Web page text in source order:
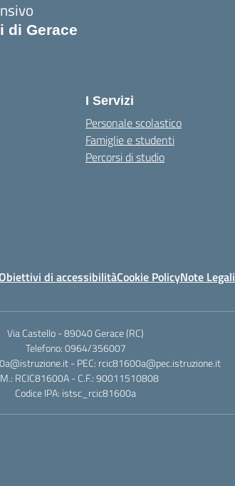
di Gerace
I Servizi
Personale scolastico
Famiglie e studenti
Percorsi di studio
di accessibilitàCookie PolicyNote Legali
Via Castello - 89040 Gerace (RC)
Telefono: 0964/356007
- PEC: rcic81600a@pec.istruzione.it
RCIC81600A - C.F.: 90011510808
Codice IPA: istsc_rcic81600a